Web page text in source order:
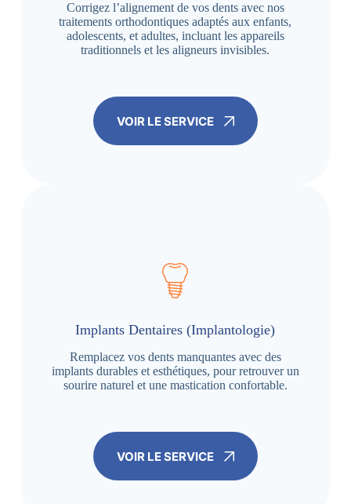
Corrigez l’alignement de vos dents avec nos
traitements orthodontiques adaptés aux enfants,
adolescents, et adultes, incluant les appareils
traditionnels et les aligneurs invisibles.
VOIR LE SERVICE
Implants Dentaires (Implantologie)
Remplacez vos dents manquantes avec des
implants durables et esthétiques, pour retrouver un
sourire naturel et une mastication confortable.
VOIR LE SERVICE